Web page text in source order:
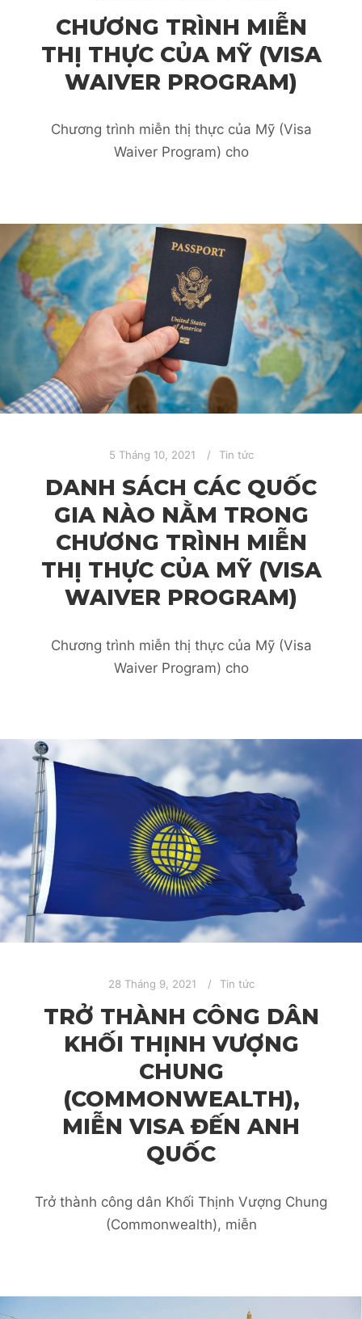
CHƯƠNG TRÌNH MIỄN
THỊ THỰC CỦA MỸ (VISA
WAIVER PROGRAM)
Chương trình miễn thị thực của Mỹ (Visa
Waiver Program) cho
5 Tháng 10, 2021 Tin tức
DANH SÁCH CÁC QUỐC
GIA NÀO NẰM TRONG
CHƯƠNG TRÌNH MIỄN
THỊ THỰC CỦA MỸ (VISA
WAIVER PROGRAM)
Chương trình miễn thị thực của Mỹ (Visa
Waiver Program) cho
28 Tháng 9, 2021 Tin tức
TRỞ THÀNH CÔNG DÂN
KHỐI THỊNH VƯỢNG
CHUNG
(COMMONWEALTH),
MIỄN VISA ĐẾN ANH
QUỐC
Trở thành công dân Khối Thịnh Vượng Chung
(Commonwealth), miễn